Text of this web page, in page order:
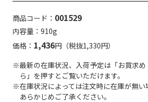
商品コード： 001529
内容量：910g
価格： 1,436円（税抜1,330円）
※最新の在庫状況、入荷予定は「お買求め
ら」を押すとご覧いただけます。
※在庫状況によっては注文時に在庫が無い
あらかじめご了承ください。